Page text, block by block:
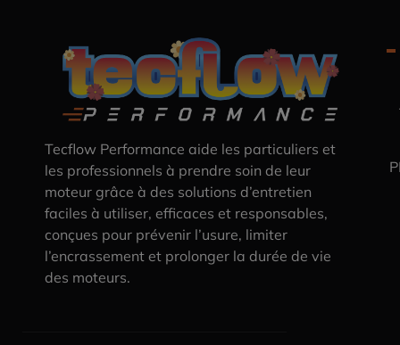
Tecflow Performance aide les particuliers et
les professionnels à prendre soin de leur
moteur grâce à des solutions d’entretien
faciles à utiliser, efficaces et responsables,
conçues pour prévenir l’usure, limiter
l’encrassement et prolonger la durée de vie
des moteurs.